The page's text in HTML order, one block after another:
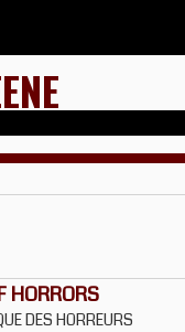
HORRORS
DES HORREURS